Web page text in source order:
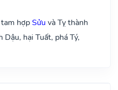
tam hợpSửu và Tỵ thành
Dậu, hại Tuất, phá Tý,